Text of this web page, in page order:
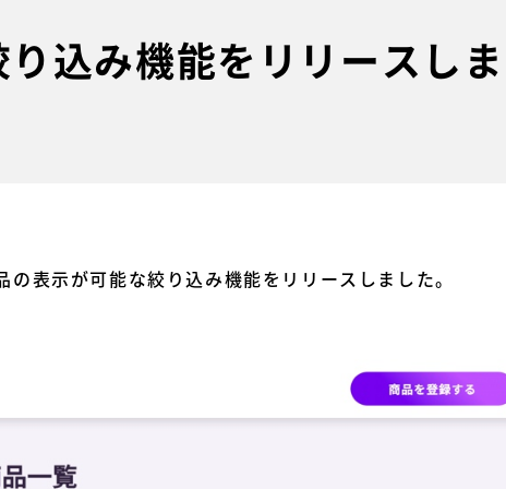
込み機能をリリースし
表示が可能な絞り込み機能をリリースしました。